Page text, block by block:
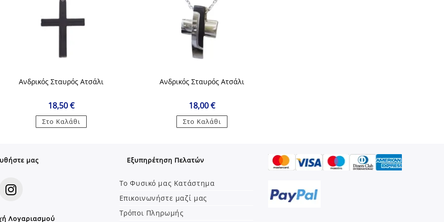
Ανδρικός Σταυρός Ατσάλι
18,50€
Στο Καλάθι
Ανδρικός Σταυρός Ατσάλι
18,00€
Στο Καλάθι
μας
Λογαριασμού
Εξυπηρέτηση Πελατών
Το Φυσικό μας Κατάστημα
Επικοινωνήστε μαζί μας
Τρόποι Πληρωμής